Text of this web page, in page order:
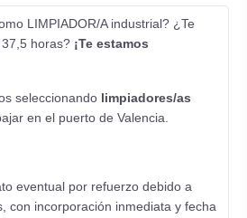
LIMPIADOR/A industrial? ¿Te
horas? ¡Te estamos
seleccionando limpiadores/as
en el puerto de Valencia.
eventual por refuerzo debido a
con incorporación inmediata y fecha